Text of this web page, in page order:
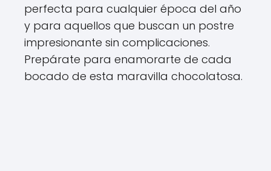
perfecta para cualquier época del año
y para aquellos que buscan un postre
impresionante sin complicaciones.
Prepárate para enamorarte de cada
bocado de esta maravilla chocolatosa.